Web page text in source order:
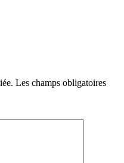
Les champs obligatoires